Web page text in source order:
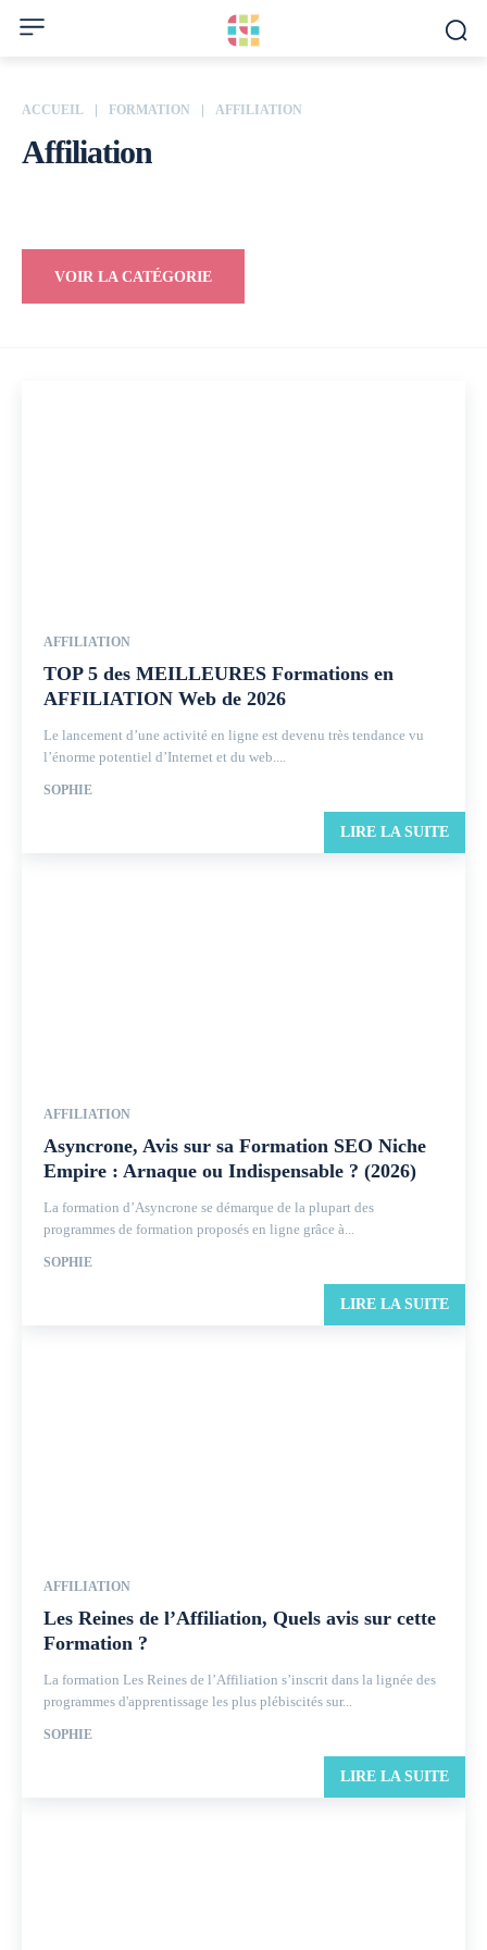
ACCUEIL FORMATION AFFILIATION
Affiliation
VOIR LA CATÉGORIE
AFFILIATION
TOP 5 des MEILLEURES Formations en
AFFILIATION Web de 2026
Le lancement d’une activité en ligne est devenu très tendance vu
l’énorme potentiel d’Internet et du web....
SOPHIE
LIRE LA SUITE
AFFILIATION
Asyncrone, Avis sur sa Formation SEO Niche
Empire : Arnaque ou Indispensable ? (2026)
La formation d’Asyncrone se démarque de la plupart des
programmes de formation proposés en ligne grâce à...
SOPHIE
LIRE LA SUITE
AFFILIATION
Les Reines de l’Affiliation, Quels avis sur cette
Formation ?
La formation Les Reines de l’Affiliation s’inscrit dans la lignée des
programmes d'apprentissage les plus plébiscités sur...
SOPHIE
LIRE LA SUITE